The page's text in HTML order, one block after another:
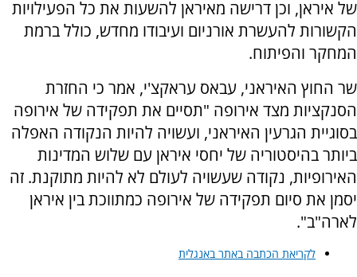
של איראן, וכן דרישה מאיראן להשעות את כל הפעילויות
הקשורות להעשרת אורניום ועיבודו מחדש, כולל ברמת
המחקר והפיתוח.
שר החוץ האיראני, עבאס עראקצ'י, אמר כי החזרת
הסנקציות מצד אירופה "תסיים את תפקידה של אירופה
בסוגיית הגרעין האיראני, ועשויה להיות הנקודה האפלה
ביותר בהיסטוריה של יחסי איראן עם שלוש המדינות
האירופיות, נקודה שעשויה לעולם לא להיות מתוקנת. זה
יסמן את סיום תפקידה של אירופה כמתווכת בין איראן
לארה"ב".
לקריאת הכתבה באתר באנגלית